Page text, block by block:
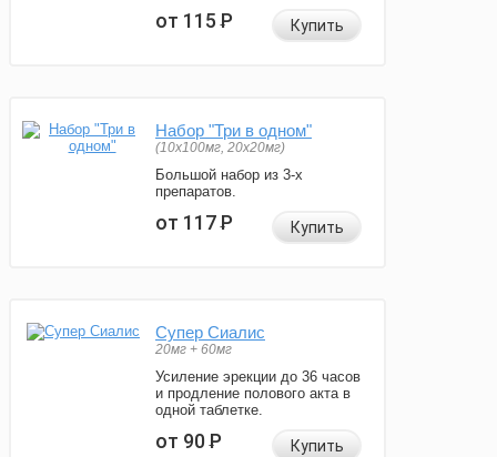
от 115Р Купить
Набор "Три в одном"
(10x100мг, 20x20мг)
Большой набор из 3-х
препаратов.
от 117Р Купить
Супер Сиалис
20мг + 60мг
Усиление эрекции до 36 часов
и продление полового акта в
одной таблетке.
от 90Р Купить